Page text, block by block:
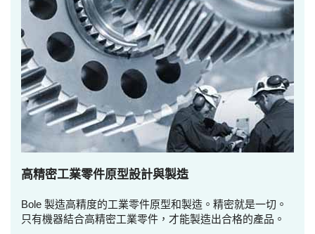
高精密工業零件原型設計與製造
Bole 製造高精度的工業零件原型和製造。精密就是一切。
只有機器結合高精密工業零件，才能製造出合格的產品。